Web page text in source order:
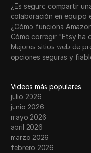
¿Es seguro compartir
colaboración en equipo
¿Cómo funciona
Cómo corregir "Etsy ha
Mejores sitios web de
opciones seguras y
Videos más populares
julio 2026
junio 2026
mayo 2026
abril 2026
marzo 2026
febrero 2026